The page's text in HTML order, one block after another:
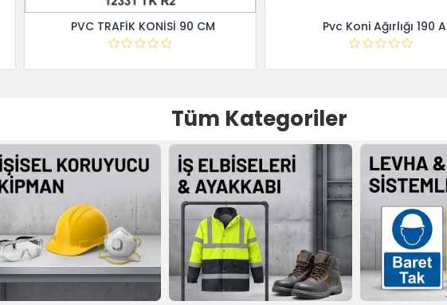
PVC TRAFİK KONİSİ 90 CM Pvc Koni Ağırlığı 190 A
Tüm Kategoriler